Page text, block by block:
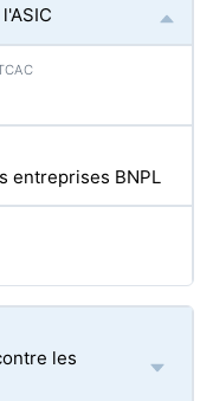
entreprises BNPL
les